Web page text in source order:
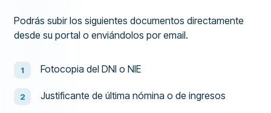
Podrás subir los siguientes documentos directamente
desde su portal o enviándolos por email.
Fotocopia del DNI o NIE
Justificante de última nómina o de ingresos